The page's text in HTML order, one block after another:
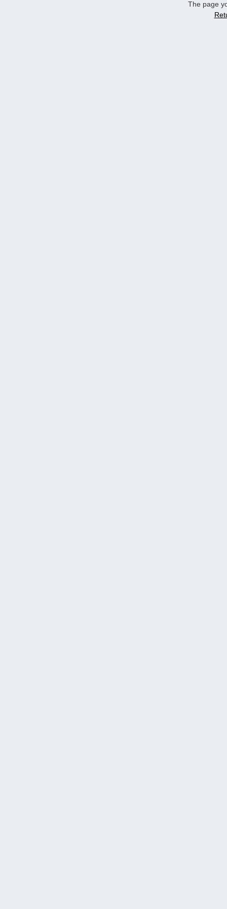
The page